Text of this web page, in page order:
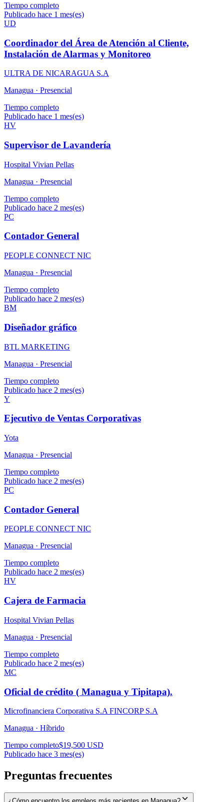
Tiempo completo
Publicado hace 1 mes(es)
UD
Coordinador del Área de Atención al Cliente,
Instalación de Alarmas y Monitoreo
ULTRA DE NICARAGUA S.A
Managua · Presencial
Tiempo completo
Publicado hace 1 mes(es)
HV
Supervisor de Lavandería
Hospital Vivian Pellas
Managua · Presencial
Tiempo completo
Publicado hace 2 mes(es)
PC
Contador General
PEOPLE CONNECT NIC
Managua · Presencial
Tiempo completo
Publicado hace 2 mes(es)
BM
Diseñador gráfico
BTL MARKETING
Managua · Presencial
Tiempo completo
Publicado hace 2 mes(es)
Y
Ejecutivo de Ventas Corporativas
Yota
Managua · Presencial
Tiempo completo
Publicado hace 2 mes(es)
PC
Contador General
PEOPLE CONNECT NIC
Managua · Presencial
Tiempo completo
Publicado hace 2 mes(es)
HV
Cajera de Farmacia
Hospital Vivian Pellas
Managua · Presencial
Tiempo completo
Publicado hace 2 mes(es)
MC
Oficial de crédito ( Managua y Tipitapa).
Microfinanciera Corporativa S.A FINCORP S.A
Managua · Híbrido
Tiempo completo$19,500 USD
Publicado hace 3 mes(es)
Preguntas frecuentes